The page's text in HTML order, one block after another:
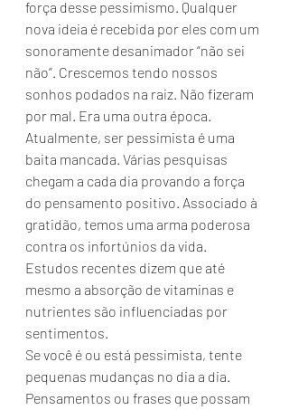
força desse pessimismo. Qualquer
nova ideia é recebida por eles com um
sonoramente desanimador “não sei
não”. Crescemos tendo nossos
sonhos podados na raiz. Não fizeram
por mal. Era uma outra época.
Atualmente, ser pessimista é uma
baita mancada. Várias pesquisas
chegam a cada dia provando a força
do pensamento positivo. Associado à
gratidão, temos uma arma poderosa
contra os infortúnios da vida.
Estudos recentes dizem que até
mesmo a absorção de vitaminas e
nutrientes são influenciadas por
sentimentos.
Se você é ou está pessimista, tente
pequenas mudanças no dia a dia.
Pensamentos ou frases que possam